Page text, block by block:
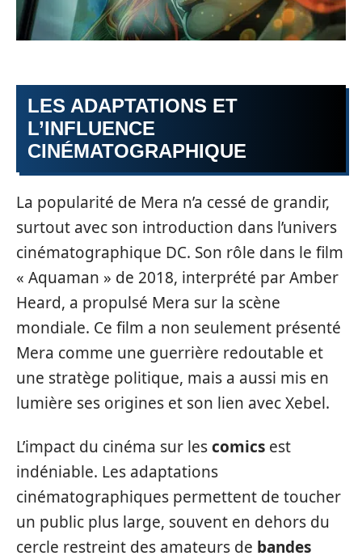
LES ADAPTATIONS ET
L’INFLUENCE
CINÉMATOGRAPHIQUE
La popularité de Mera n’a cessé de grandir,
surtout avec son introduction dans l’univers
cinématographique DC. Son rôle dans le film
« Aquaman » de 2018, interprété par Amber
Heard, a propulsé Mera sur la scène
mondiale. Ce film a non seulement présenté
Mera comme une guerrière redoutable et
une stratège politique, mais a aussi mis en
lumière ses origines et son lien avec Xebel.
L’impact du cinéma sur lescomics est
indéniable. Les adaptations
cinématographiques permettent de toucher
un public plus large, souvent en dehors du
cercle restreint des amateurs de bandes